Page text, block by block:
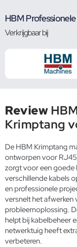
HBM
Verkrijgbaar bij
Review
Krimptang
De HBM Krimptang
ontworpen voor
zorgt voor een
verschillende kabels
en professionele
versnelt het afwerken
probleemoplossing.
helpt bij kabelbeheer
netwerktuig heeft
verbeteren.